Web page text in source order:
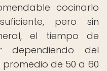
cocinarlo
pero sin
el tiempo de
dependiendo del
de 50 a 60